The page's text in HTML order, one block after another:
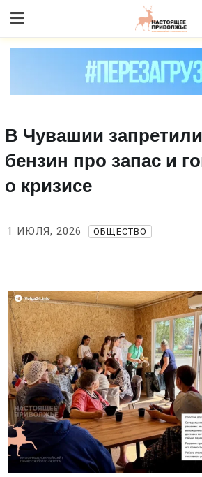
to content
В Чувашии
бензин про запас и
о кризисе
1 ИЮЛЯ, 2026 ОБЩЕСТВО